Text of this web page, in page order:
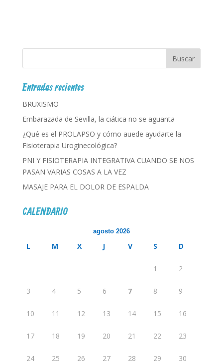
Entradas recientes
BRUXISMO
Embarazada de Sevilla, la ciática no se aguanta
¿Qué es el PROLAPSO y cómo auede ayudarte la
Fisioterapia Uroginecológica?
PNI Y FISIOTERAPIA INTEGRATIVA CUANDO SE NOS
PASAN VARIAS COSAS A LA VEZ
MASAJE PARA EL DOLOR DE ESPALDA
CALENDARIO
agosto 2026
L M X J V S D
1 2
3 4 5 6 7 8 9
10 11 12 13 14 15 16
17 18 19 20 21 22 23
24 25 26 27 28 29 30